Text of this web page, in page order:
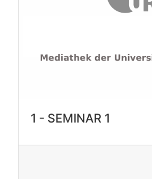
1 - SEMINAR 1